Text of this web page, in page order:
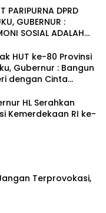
PARIPURNA DPRD
GUBERNUR :
SOSIAL ADALAH
HUT ke-80 Provinsi
Gubernur : Bangun
dengan Cinta
HL Serahkan
Kemerdekaan RI ke-
Terprovokasi,